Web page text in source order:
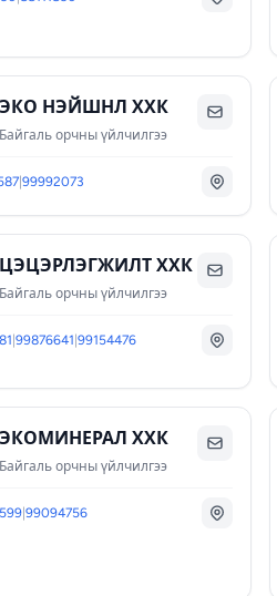
ЭКО НЭЙШНЛ ХХК
Байгаль орчны үйлчилгээ
99992073
ЦЭЦЭРЛЭГЖИЛТ ХХК
Байгаль орчны үйлчилгээ
99876641 99154476
ЭКОМИНЕРАЛ ХХК
Байгаль орчны үйлчилгээ
99094756